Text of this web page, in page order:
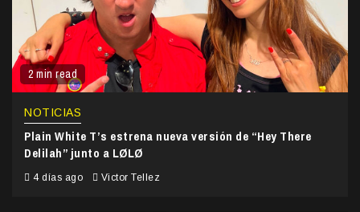
2 min read
NOTICIAS
Plain White T’s estrena nueva versión de “Hey There
Delilah” junto a LØLØ
4 días ago Victor Tellez